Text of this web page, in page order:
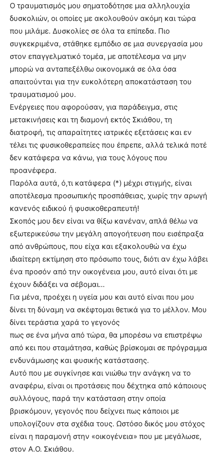
Ο τραυματισμός μου σηματοδότησε μια αλληλουχία
δυσκολιών, οι οποίες με ακολουθούν ακόμη και τώρα
που μιλάμε. Δυσκολίες σε όλα τα επίπεδα. Πιο
συγκεκριμένα, στάθηκε εμπόδιο σε μια συνεργασία μου
στον επαγγελματικό τομέα, με αποτέλεσμα να μην
μπορώ να ανταπεξέλθω οικονομικά σε όλα όσα
απαιτούνται για την ευκολότερη αποκατάσταση του
τραυματισμού μου.
Ενέργειες που αφορούσαν, για παράδειγμα, στις
μετακινήσεις και τη διαμονή εκτός Σκιάθου, τη
διατροφή, τις απαραίτητες ιατρικές εξετάσεις και εν
τέλει τις φυσικοθεραπείες που έπρεπε, αλλά τελικά ποτέ
δεν κατάφερα να κάνω, για τους λόγους που
προανέφερα.
Παρόλα αυτά, ό,τι κατάφερα (*) μέχρι στιγμής, είναι
αποτέλεσμα προσωπικής προσπάθειας, χωρίς την αρωγή
κανενός ειδικού ή φυσικοθεραπευτή!
Σκοπός μου δεν είναι να θίξω κανέναν, απλά θέλω να
εξωτερικεύσω την μεγάλη απογοήτευση που εισέπραξα
από ανθρώπους, που είχα και εξακολουθώ να έχω
ιδιαίτερη εκτίμηση στο πρόσωπο τους, διότι αν έχω λάβει
ένα προσόν από την οικογένεια μου, αυτό είναι ότι με
έχουν διδάξει να σέβομαι…
Για μένα, προέχει η υγεία μου και αυτό είναι που μου
δίνει τη δύναμη να σκέφτομαι θετικά για το μέλλον. Μου
δίνει τεράστια χαρά το γεγονός
πως σε ένα μήνα από τώρα, θα μπορέσω να επιστρέψω
από κει που σταμάτησα, καθώς βρίσκομαι σε πρόγραμμα
ενδυνάμωσης και φυσικής κατάστασης.
Αυτό που με συγκίνησε και νιώθω την ανάγκη να το
αναφέρω, είναι οι προτάσεις που δέχτηκα από κάποιους
συλλόγους, παρά την κατάσταση στην οποία
βρισκόμουν, γεγονός που δείχνει πως κάποιοι με
υπολογίζουν στα σχέδια τους. Ωστόσο δικός μου στόχος
είναι η παραμονή στην «οικογένεια» που με μεγάλωσε,
στον Α.Ο. Σκιάθου.